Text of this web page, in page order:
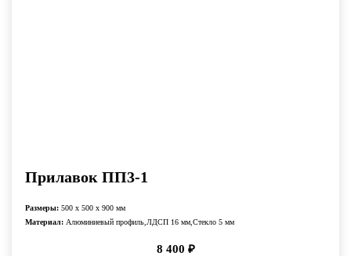
Прилавок ПП3-1
Размеры: 500 x 500 x 900 мм
Материал: Алюминиевый профиль,ЛДСП 16 мм,Стекло 5 мм
8 400 ₽